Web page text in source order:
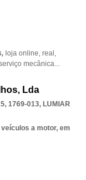
loja online, real,
mecânica...
Lda
1769-013, LUMIAR
a motor, em